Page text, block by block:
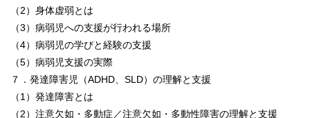
（2）身体虚弱とは
（3）病弱児への支援が行われる場所
（4）病弱児の学びと経験の支援
（5）病弱児支援の実際
７．発達障害児（ADHD、SLD）の理解と支援
（1）発達障害とは
（2）注意欠如・多動症／注意欠如・多動性障害の理解と支援